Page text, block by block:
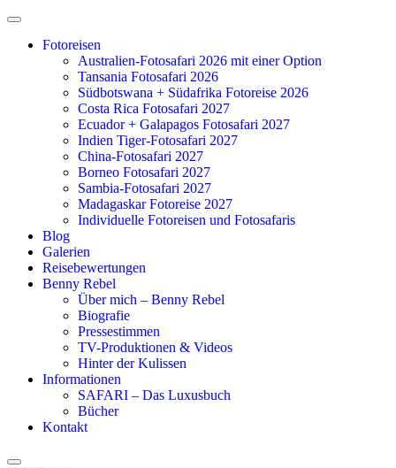
Zum
springenFotoreisen
Australien-Fotosafari 2026 mit einer Option
Tansania Fotosafari 2026
Südbotswana + Südafrika Fotoreise 2026
Costa Rica Fotosafari 2027
Ecuador + Galapagos Fotosafari 2027
Indien Tiger-Fotosafari 2027
China-Fotosafari 2027
Borneo Fotosafari 2027
Sambia-Fotosafari 2027
Madagaskar Fotoreise 2027
Individuelle Fotoreisen und Fotosafaris
Blog
Galerien
Reisebewertungen
Benny Rebel
Über mich – Benny Rebel
Biografie
Pressestimmen
TV-Produktionen & Videos
Hinter der Kulissen
Informationen
SAFARI – Das Luxusbuch
Bücher
Kontakt